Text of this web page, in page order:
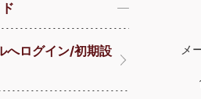
へログイン/初期設
メ